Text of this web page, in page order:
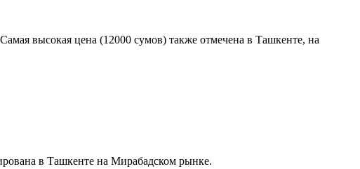
высокая цена (12000 сумов) также отмечена в Ташкенте, на
в Ташкенте на Мирабадском рынке.